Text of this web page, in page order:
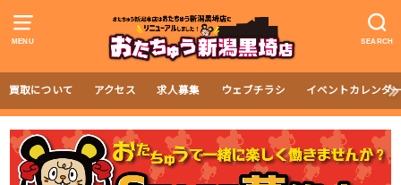
MENU SEARCH
買取について アクセス 求人募集 ウェブチラシ イベントカレンダ